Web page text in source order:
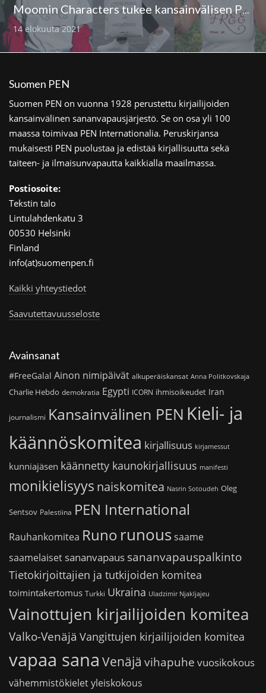
Moomin Characters tukee kansainvälisen PEN:in juhlavuotta
14 elokuuta 2021
Suomen PEN
Suomen PEN on vuonna 1928 perustettu kirjailijoiden
kansainvälinen sananvapausjärjestö. Se on osa yli 100
maassa toimivaa PEN Internationalia. Peruskirjansa
mukaisesti PEN puolustaa ja edistää kirjallisuutta sekä
taiteen- ja ilmaisunvapautta kaikkialla maailmassa.
Postiosoite:
Tekstin talo
Lintulahdenkatu 3
00530 Helsinki
Finland
info(at)suomenpen.fi
Kaikki yhteystiedot
Saavutettavuusseloste
Avainsanat
#FreeGalal Ainon nimipäivät alkuperäiskansat Anna Politkovskaja
Charlie Hebdo demokratia Egypti ICORN ihmisoikeudet Iran
journalismi Kansainvälinen PEN Kieli- ja
käännöskomitea kirjallisuus kirjamessut
kunniajäsen käännetty kaunokirjallisuus manifesti
monikielisyys naiskomitea Nasrin Sotoudeh Oleg
Sentsov Palestiina PEN International
Rauhankomitea Runo runoussaame
saamelaiset sananvapaus sananvapauspalkinto
Tietokirjoittajien ja tutkijoiden komitea
toimintakertomus Turkki Ukraina Uladzimir Njakljajeu
Vainottujen kirjailijoiden komitea
Valko-Venäjä Vangittujen kirjailijoiden komitea
vapaa sana Venäjä vihapuhe vuosikokous
vähemmistökieletyleiskokous